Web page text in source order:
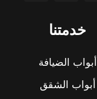
خدمتنا
أبواب الضيافة
أبواب الشقق